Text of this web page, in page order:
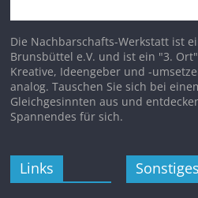
Die Nachbarschafts-Werkstatt ist
Brunsbüttel e.V. und ist ein "3.
Kreative, Ideengeber und -
analog. Tauschen Sie sich bei
Gleichgesinnten aus und
Spannendes für sich.
Links Sonstiges